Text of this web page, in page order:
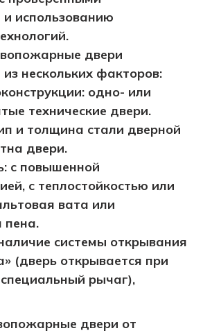
использованию
двери
нескольких факторов:
одно- или
технические двери.
и толщина стали дверной
двери.
с повышенной
с теплостойкостью или
вата или
пена.
системы открывания
(дверь открывается при
рычаг),
двери от